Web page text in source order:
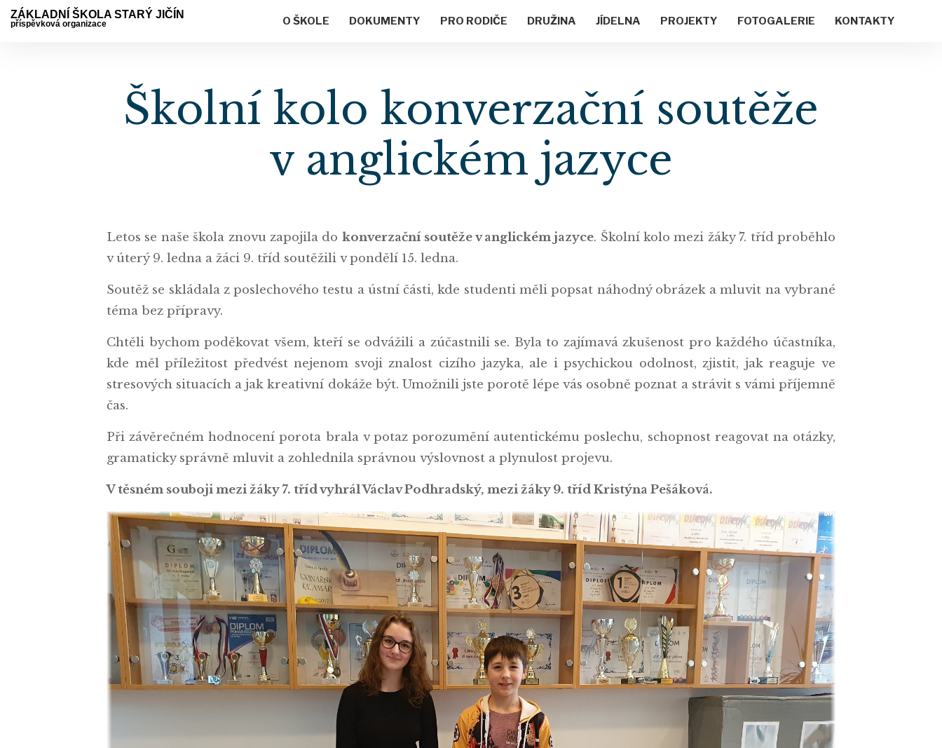
ZÁKLADNÍ ŠKOLA STARÝ JIČÍN
příspěvková organizace O ŠKOLE DOKUMENTY PRO RODIČE DRUŽINA JÍDELNA PROJEKTY FOTOGALERIE KONTAKTY
Školní kolo konverzační soutěže
v anglickém jazyce
Letos se naše škola znovu zapojila do konverzační soutěže v anglickém jazyce. Školní kolo mezi žáky 7. tříd proběhlo
v úterý 9. ledna a žáci 9. tříd soutěžili v pondělí 15. ledna.
Soutěž se skládala z poslechového testu a ústní části, kde studenti měli popsat náhodný obrázek a mluvit na vybrané
téma bez přípravy.
Chtěli bychom poděkovat všem, kteří se odvážili a zúčastnili se. Byla to zajímavá zkušenost pro každého účastníka,
kde měl příležitost předvést nejenom svoji znalost cizího jazyka, ale i psychickou odolnost, zjistit, jak reaguje ve
stresových situacích a jak kreativní dokáže být. Umožnili jste porotě lépe vás osobně poznat a strávit s vámi příjemně
čas.
Při závěrečném hodnocení porota brala v potaz porozumění autentickému poslechu, schopnost reagovat na otázky,
gramaticky správně mluvit a zohlednila správnou výslovnost a plynulost projevu.
V těsném souboji mezi žáky 7. tříd vyhrál Václav Podhradský, mezi žáky 9. tříd Kristýna Pešáková.